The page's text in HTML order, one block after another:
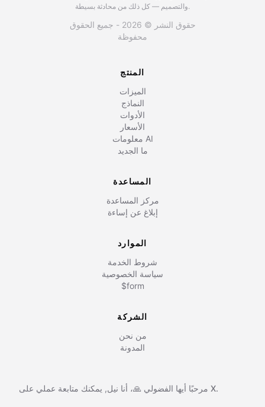
والتصميم — كل ذلك من محادثة بسيطة.
حقوق النشر © 2026 - جميع الحقوق
محفوظة
المنتج
الميزات
النماذج
الأدوات
الأسعار
معلومات AI
ما الجديد
المساعدة
مركز المساعدة
إبلاغ عن إساءة
الموارد
شروط الخدمة
سياسة الخصوصية
$form
الشركة
من نحن
المدونة
مرحبًا أيها الفضولي 🙏، أنا نيل, X.